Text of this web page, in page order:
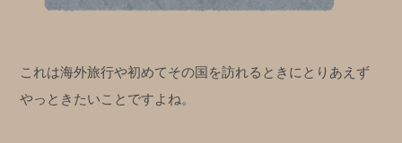
これは海外旅行や初めてその国を訪れるときにとりあえず
やっときたいことですよね。